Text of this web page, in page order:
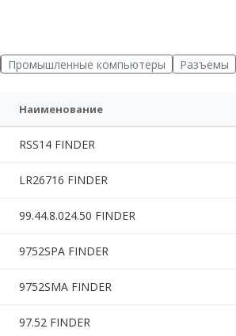
Промышленные компьютеры Разъемы
Наименование
RSS14 FINDER
LR26716 FINDER
99.44.8.024.50 FINDER
9752SPA FINDER
9752SMA FINDER
97.52 FINDER